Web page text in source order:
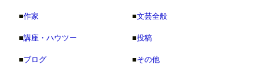
■作家 ■文芸全般
■講座・ハウツー ■投稿
■ブログ ■その他